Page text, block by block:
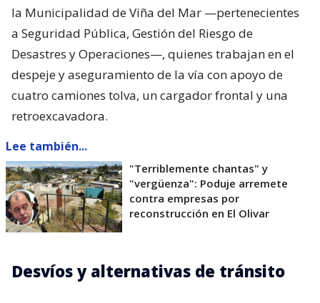
la Municipalidad de Viña del Mar —pertenecientes
a Seguridad Pública, Gestión del Riesgo de
Desastres y Operaciones—, quienes trabajan en el
despeje y aseguramiento de la vía con apoyo de
cuatro camiones tolva, un cargador frontal y una
retroexcavadora.
Lee también...
"Terriblemente chantas" y
"vergüenza": Poduje arremete
contra empresas por
reconstrucción en El Olivar
Desvíos y alternativas de tránsito